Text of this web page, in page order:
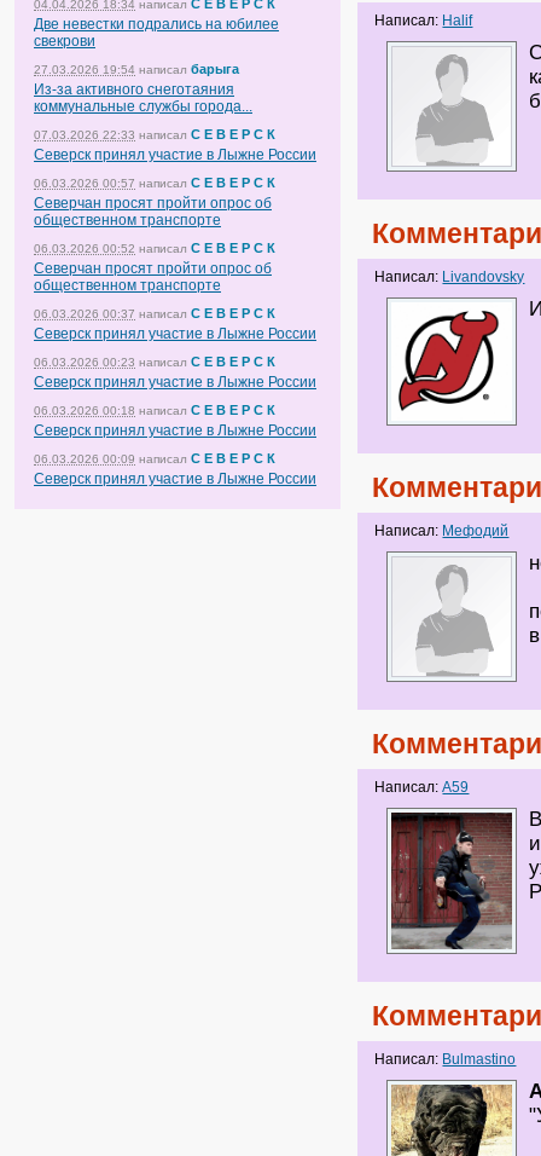
04.04.2026 18:34 написал С Е В Е Р С К
Две невестки подрались на юбилее
свекрови
27.03.2026 19:54 написал барыга
Из-за активного снеготаяния
коммунальные службы города...
07.03.2026 22:33 написал С Е В Е Р С К
Северск принял участие в Лыжне России
06.03.2026 00:57 написал С Е В Е Р С К
Северчан просят пройти опрос об
общественном транспорте
06.03.2026 00:52 написал С Е В Е Р С К
Северчан просят пройти опрос об
общественном транспорте
06.03.2026 00:37 написал С Е В Е Р С К
Северск принял участие в Лыжне России
06.03.2026 00:23 написал С Е В Е Р С К
Северск принял участие в Лыжне России
06.03.2026 00:18 написал С Е В Е Р С К
Северск принял участие в Лыжне России
06.03.2026 00:09 написал С Е В Е Р С К
Северск принял участие в Лыжне России
Написал: Halif
Написал: Livandovsky
Написал: Мефодий
Написал:A59
Написал: Bulmastino